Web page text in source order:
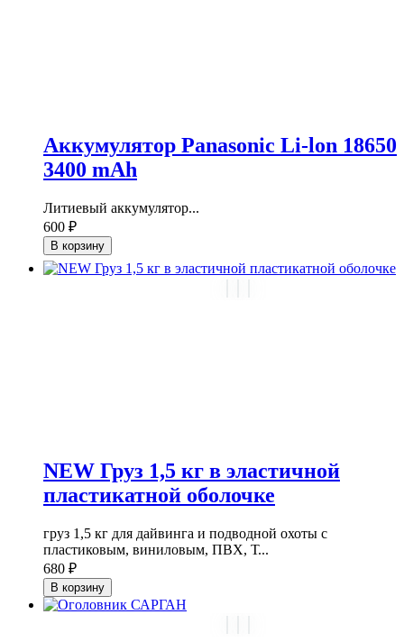
Аккумулятор Panasonic Li-lon 18650
3400 mAh
Литиевый аккумулятор...
600 ₽
В корзину
NEW Груз 1,5 кг в эластичной
пластикатной оболочке
груз 1,5 кг для дайвинга и подводной охоты с
пластиковым, виниловым, ПВХ, Т...
680 ₽
В корзину